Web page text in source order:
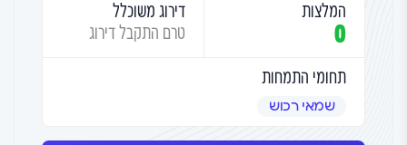
המלצות
0
דירוג משוכלל
טרם התקבל דירוג
תחומי התמחות
שמאי רכוש